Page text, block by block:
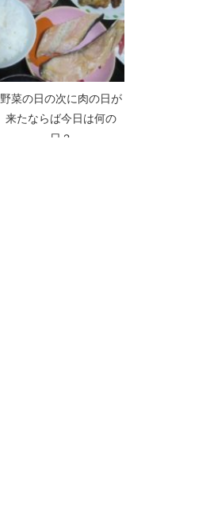
野菜の日の次に肉の日が
来たならば今日は何の
日？